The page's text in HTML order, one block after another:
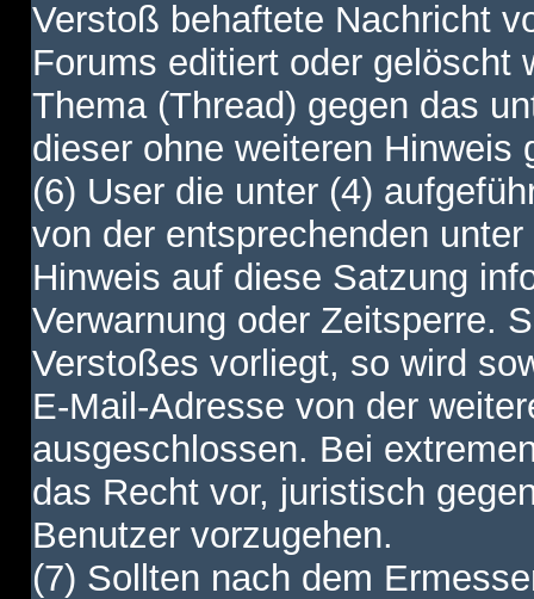
Verstoß behaftete Nachricht
Forums editiert oder gelöscht
Thema (Thread) gegen das
dieser ohne weiteren Hinweis
(6) User die unter (4)
von der entsprechenden
Hinweis auf diese Satzung
Verwarnung oder Zeitsperre.
Verstoßes vorliegt, so wird
E-Mail-Adresse von der
ausgeschlossen. Bei
das Recht vor, juristisch
Benutzer vorzugehen.
(7) Sollten nach dem